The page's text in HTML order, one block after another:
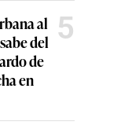
al
del
de
en
5